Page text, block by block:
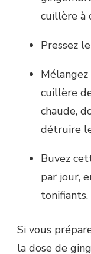
cuillère à
Pressez
cuillère
chaude,
détruire
Buvez
par jour,
tonifiants.
Si vous
la dose de